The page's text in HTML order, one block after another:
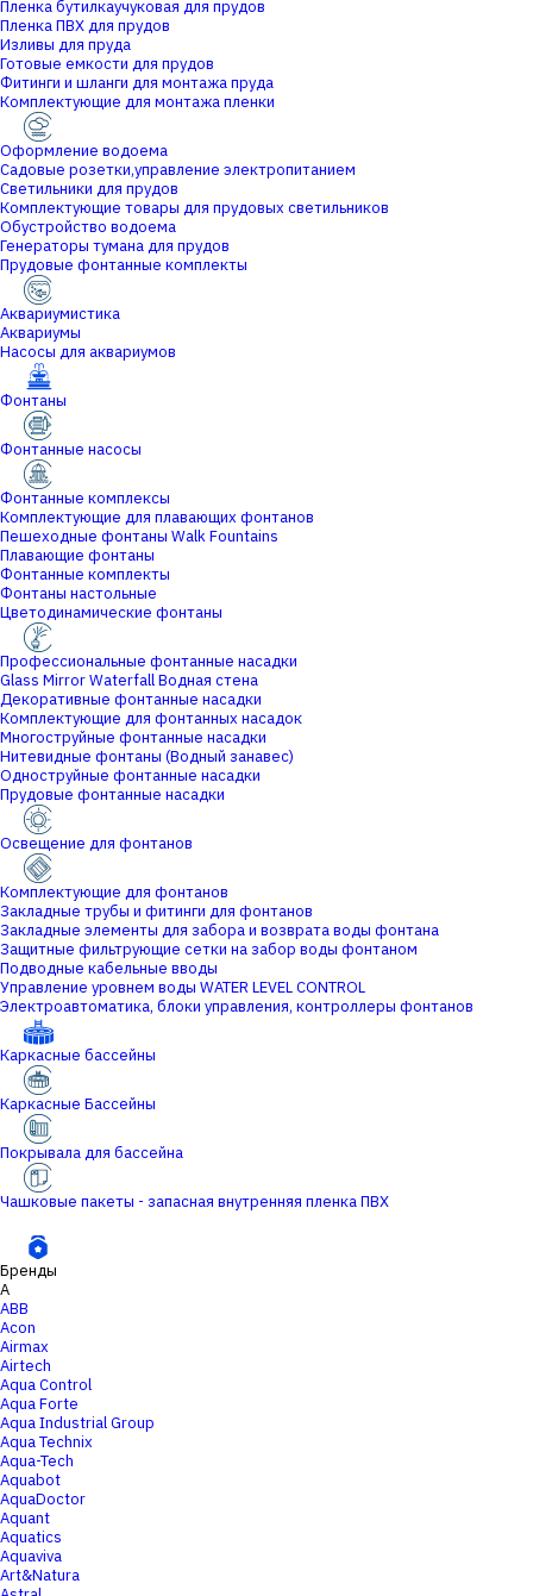
Пленка бутилкаучуковая для прудов
Пленка ПВХ для прудов
Изливы для пруда
Готовые емкости для прудов
Фитинги и шланги для монтажа пруда
Комплектующие для монтажа пленки
Оформление водоема
Садовые розетки,управление электропитанием
Светильники для прудов
Комплектующие товары для прудовых светильников
Обустройство водоема
Генераторы тумана для прудов
Прудовые фонтанные комплекты
Аквариумистика
Аквариумы
Насосы для аквариумов
Фонтаны
Фонтанные насосы
Фонтанные комплексы
Комплектующие для плавающих фонтанов
Пешеходные фонтаны Walk Fountains
Плавающие фонтаны
Фонтанные комплекты
Фонтаны настольные
Цветодинамические фонтаны
Профессиональные фонтанные насадки
Glass Mirror Waterfall Водная стена
Декоративные фонтанные насадки
Комплектующие для фонтанных насадок
Многоструйные фонтанные насадки
Нитевидные фонтаны (Водный занавес)
Одноструйные фонтанные насадки
Прудовые фонтанные насадки
Освещение для фонтанов
Комплектующие для фонтанов
Закладные трубы и фитинги для фонтанов
Закладные элементы для забора и возврата воды фонтана
Защитные фильтрующие сетки на забор воды фонтаном
Подводные кабельные вводы
Управление уровнем воды WATER LEVEL CONTROL
Электроавтоматика, блоки управления, контроллеры фонтанов
Каркасные бассейны
Каркасные Бассейны
Покрывала для бассейна
Чашковые пакеты - запасная внутренняя пленка ПВХ
Бренды
A
ABB
Acon
Airmax
Airtech
Aqua Control
Aqua Forte
Aqua Industrial Group
Aqua Technix
Aqua-Tech
Aquabot
AquaDoctor
Aquant
Aquatics
Aquaviva
Art&Natura